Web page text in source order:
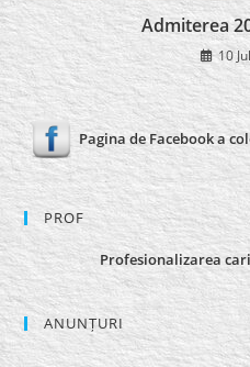
Admiterea
10
Pagina de Facebook a
PROF
Profesionalizarea
ANUNȚURI